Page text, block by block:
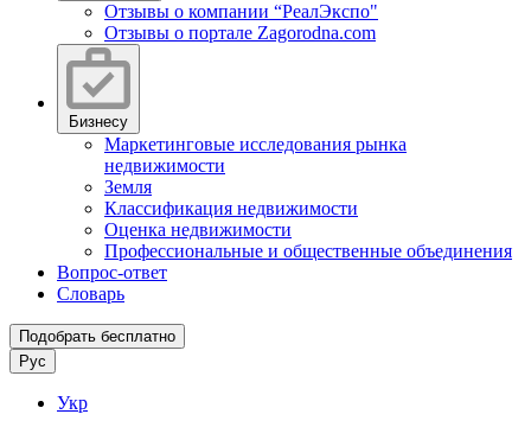
Отзывы о компании “РеалЭкспо"
Отзывы о портале Zagorodna.com
Бизнесу
Маркетинговые исследования рынка
недвижимости
Земля
Классификация недвижимости
Оценка недвижимости
Профессиональные и общественные объединения
Вопрос-ответ
Словарь
Подобрать бесплатно
Рус
Укр